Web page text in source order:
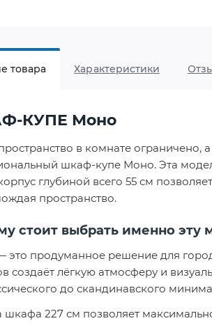
товара Характеристики
КУПЕ Моно
в комнате
шкаф-купе Моно. Эта
глубиной всего 55 см
пространство.
стоит выбрать именно эту
продуманное решение для
создаёт лёгкую атмосферу и
до скандинавского
шкафа 227 см позволяет